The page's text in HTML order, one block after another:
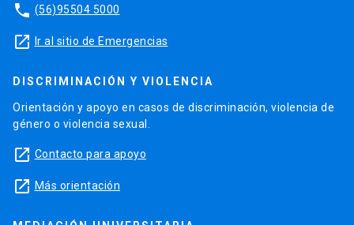
phone (56)95504 5000
launch Ir al sitio de Emergencias
DISCRIMINACIÓN Y VIOLENCIA
Orientación y apoyo en casos de discriminación, violencia de
género o violencia sexual.
launch Contacto para apoyo
launch Más orientación